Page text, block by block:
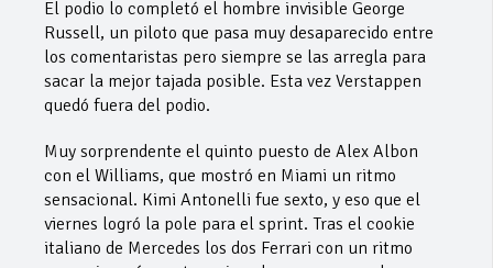
El podio lo completó el hombre invisible George
Russell, un piloto que pasa muy desaparecido entre
los comentaristas pero siempre se las arregla para
sacar la mejor tajada posible. Esta vez Verstappen
quedó fuera del podio.
Muy sorprendente el quinto puesto de Alex Albon
con el Williams, que mostró en Miami un ritmo
sensacional. Kimi Antonelli fue sexto, y eso que el
viernes logró la pole para el sprint. Tras el cookie
italiano de Mercedes los dos Ferrari con un ritmo